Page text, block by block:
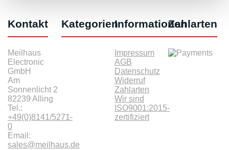
Kontakt
Meilhaus
Electronic
GmbH
Am
Sonnenlicht 2
82239 Alling
Tel.:
+49(0)8141/5271-
0
Email:
sales@meilhaus.de
KategorienInformationen
Impressum
AGB
Datenschutz
Widerruf
Zahlarten
Wir sind
ISO9001:2015-
zertifiziert
Zahlarten